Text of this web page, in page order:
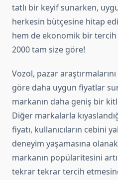
tatlı bir keyif sunarken,
herkesin bütçesine hitap
hem de ekonomik bir tercih
2000 tam size göre!
Vozol, pazar
göre daha uygun fiyatlar
markanın daha geniş bir
Diğer markalarla
fiyatı, kullanıcıların cebini
deneyim yaşamasına
markanın popülaritesini
tekrar tekrar tercih